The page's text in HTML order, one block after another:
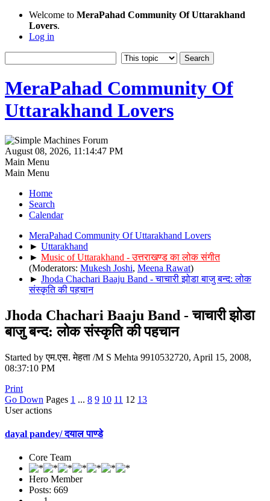
Welcome to MeraPahad Community Of Uttarakhand
Lovers.
Log in
MeraPahad Community Of
Uttarakhand Lovers
August 08, 2026, 11:14:47 PM
Main Menu
Main Menu
Home
Search
Calendar
MeraPahad Community Of Uttarakhand Lovers
► Uttarakhand
► Music of Uttarakhand - उत्तराखण्ड का लोक संगीत
(Moderators: Mukesh Joshi, Meena Rawat)
► Jhoda Chachari Baaju Band - चाचारी झोडा बाजु बन्द: लोक
संस्कृति की पहचान
Jhoda Chachari Baaju Band - चाचारी झोडा
बाजु बन्द: लोक संस्कृति की पहचान
Started by एम.एस. मेहता /M S Mehta 9910532720, April 15, 2008,
08:37:10 PM
Print
Go Down Pages 1 ... 8 9 10 11 12 13
User actions
dayal pandey/ दयाल पाण्डे
Core Team
Hero Member
Posts: 669